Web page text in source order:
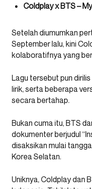
Coldplay x BTS –
Setelah diumumkan
September lalu, kini
kolaboratifnya yang
Lagu tersebut pun
lirik, serta beberapa
secara bertahap.
Bukan cuma itu, BTS
dokumenter berjudul
disaksikan mulai
Korea Selatan.
Uniknya, Coldplay dan